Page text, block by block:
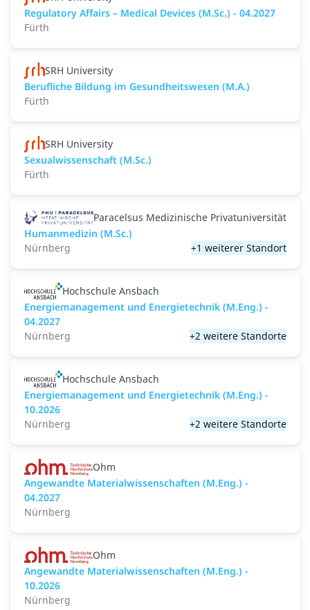
Regulatory Affairs – Medical Devices (M.Sc.) - 04.2027
Fürth
SRH University
Berufliche Bildung im Gesundheitswesen (M.A.)
Fürth
SRH University
Sexualwissenschaft (M.Sc.)
Fürth
Paracelsus Medizinische Privatuniversität
Humanmedizin (M.Sc.)
Nürnberg
+1 weiterer Standort
Hochschule Ansbach
Energiemanagement und Energietechnik (M.Eng.) -
04.2027
Nürnberg
+2 weitere Standorte
Hochschule Ansbach
Energiemanagement und Energietechnik (M.Eng.) -
10.2026
Nürnberg
+2 weitere Standorte
Ohm
Angewandte Materialwissenschaften (M.Eng.) -
04.2027
Nürnberg
Ohm
Angewandte Materialwissenschaften (M.Eng.) -
10.2026
Nürnberg